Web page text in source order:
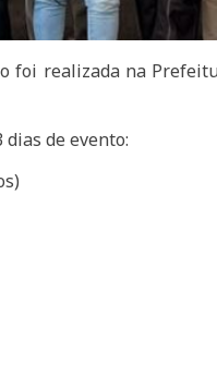
realizada na
de evento: